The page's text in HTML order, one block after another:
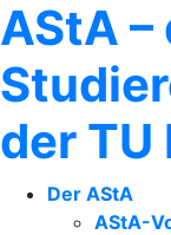
AStA
der TU
Der AStA
AStA-